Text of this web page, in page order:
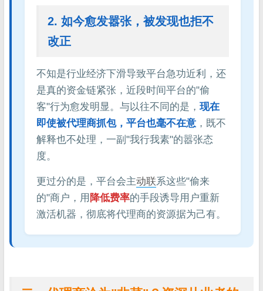
2. 如今愈发嚣张，被发现也拒不
改正
不知是行业经济下滑导致平台急功近利，还
是真的资金链紧张，近段时间平台的"偷
客"行为愈发明显。与以往不同的是， 现在
即使被代理商抓包，平台也毫不在意 ，既不
解释也不处理，一副"我行我素"的嚣张态
度。
更过分的是，平台会主动联系这些"偷来
的"商户，用 降低费率的手段诱导用户重新
激活机器，彻底将代理商的资源据为己有。